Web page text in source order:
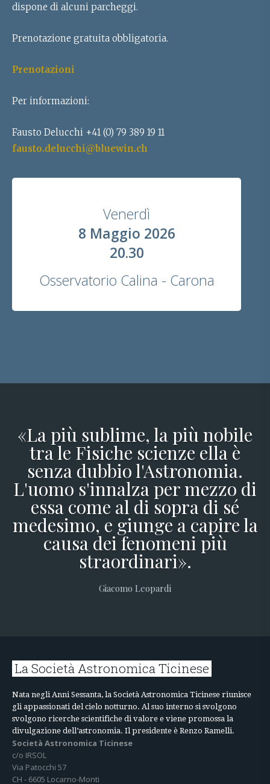
dispone di alcuni parcheggi.
Prenotazione gratuita obbligatoria.
Prenotazioni
Per informazioni:
Fausto Delucchi +41 (0) 79 389 19 11
fausto.delucchi@bluewin.ch
Venerdì
8 Maggio 2026
20.30
Osservatorio Calina - Carona
«La più sublime, la più nobile
tra le Fisiche scienze ella è
senza dubbio l'Astronomia.
L'uomo s'innalza per mezzo di
essa come al di sopra di sé
medesimo, e giunge a capire la
causa dei fenomeni più
straordinari».
Giacomo Leopardi
La Società Astronomica Ticinese
Nata negli Anni Sessanta, la Società Astronomica Ticinese riunisce
gli appassionati del cielo notturno. Al suo interno si svolgono
svolgono ricerche scientifiche di valore e viene promossa la
divulgazione dell’astronomia. Il presidente è Renzo Ramelli.
Società Astronomica Ticinese
c/o IRSOL
Via Patocchi 57
CH - 6605 Locarno-Monti